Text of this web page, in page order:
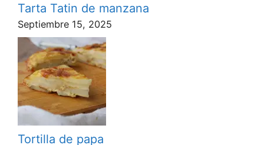
Tarta Tatin de manzana
Septiembre 15, 2025
Tortilla de papa